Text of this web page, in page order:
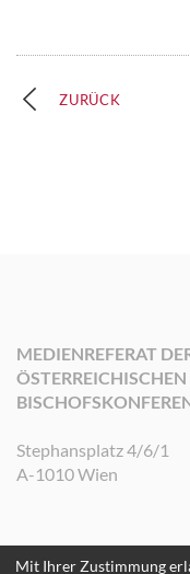
ZURÜCK
MEDIENREFERAT
ÖSTERREICHISCHEN
Stephansplatz 4/6/1
A-1010 Wien
Mit Ihrer Zustimmung